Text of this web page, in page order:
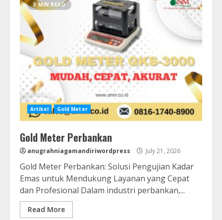
3 MIN READ
Artikel Gold Meter
Gold Meter Perbankan
anugrahniagamandiriwordpress July 21, 2026
Gold Meter Perbankan: Solusi Pengujian Kadar
Emas untuk Mendukung Layanan yang Cepat
dan Profesional Dalam industri perbankan,...
Read More